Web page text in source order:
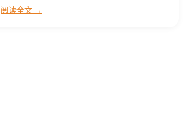
阅读全文 →